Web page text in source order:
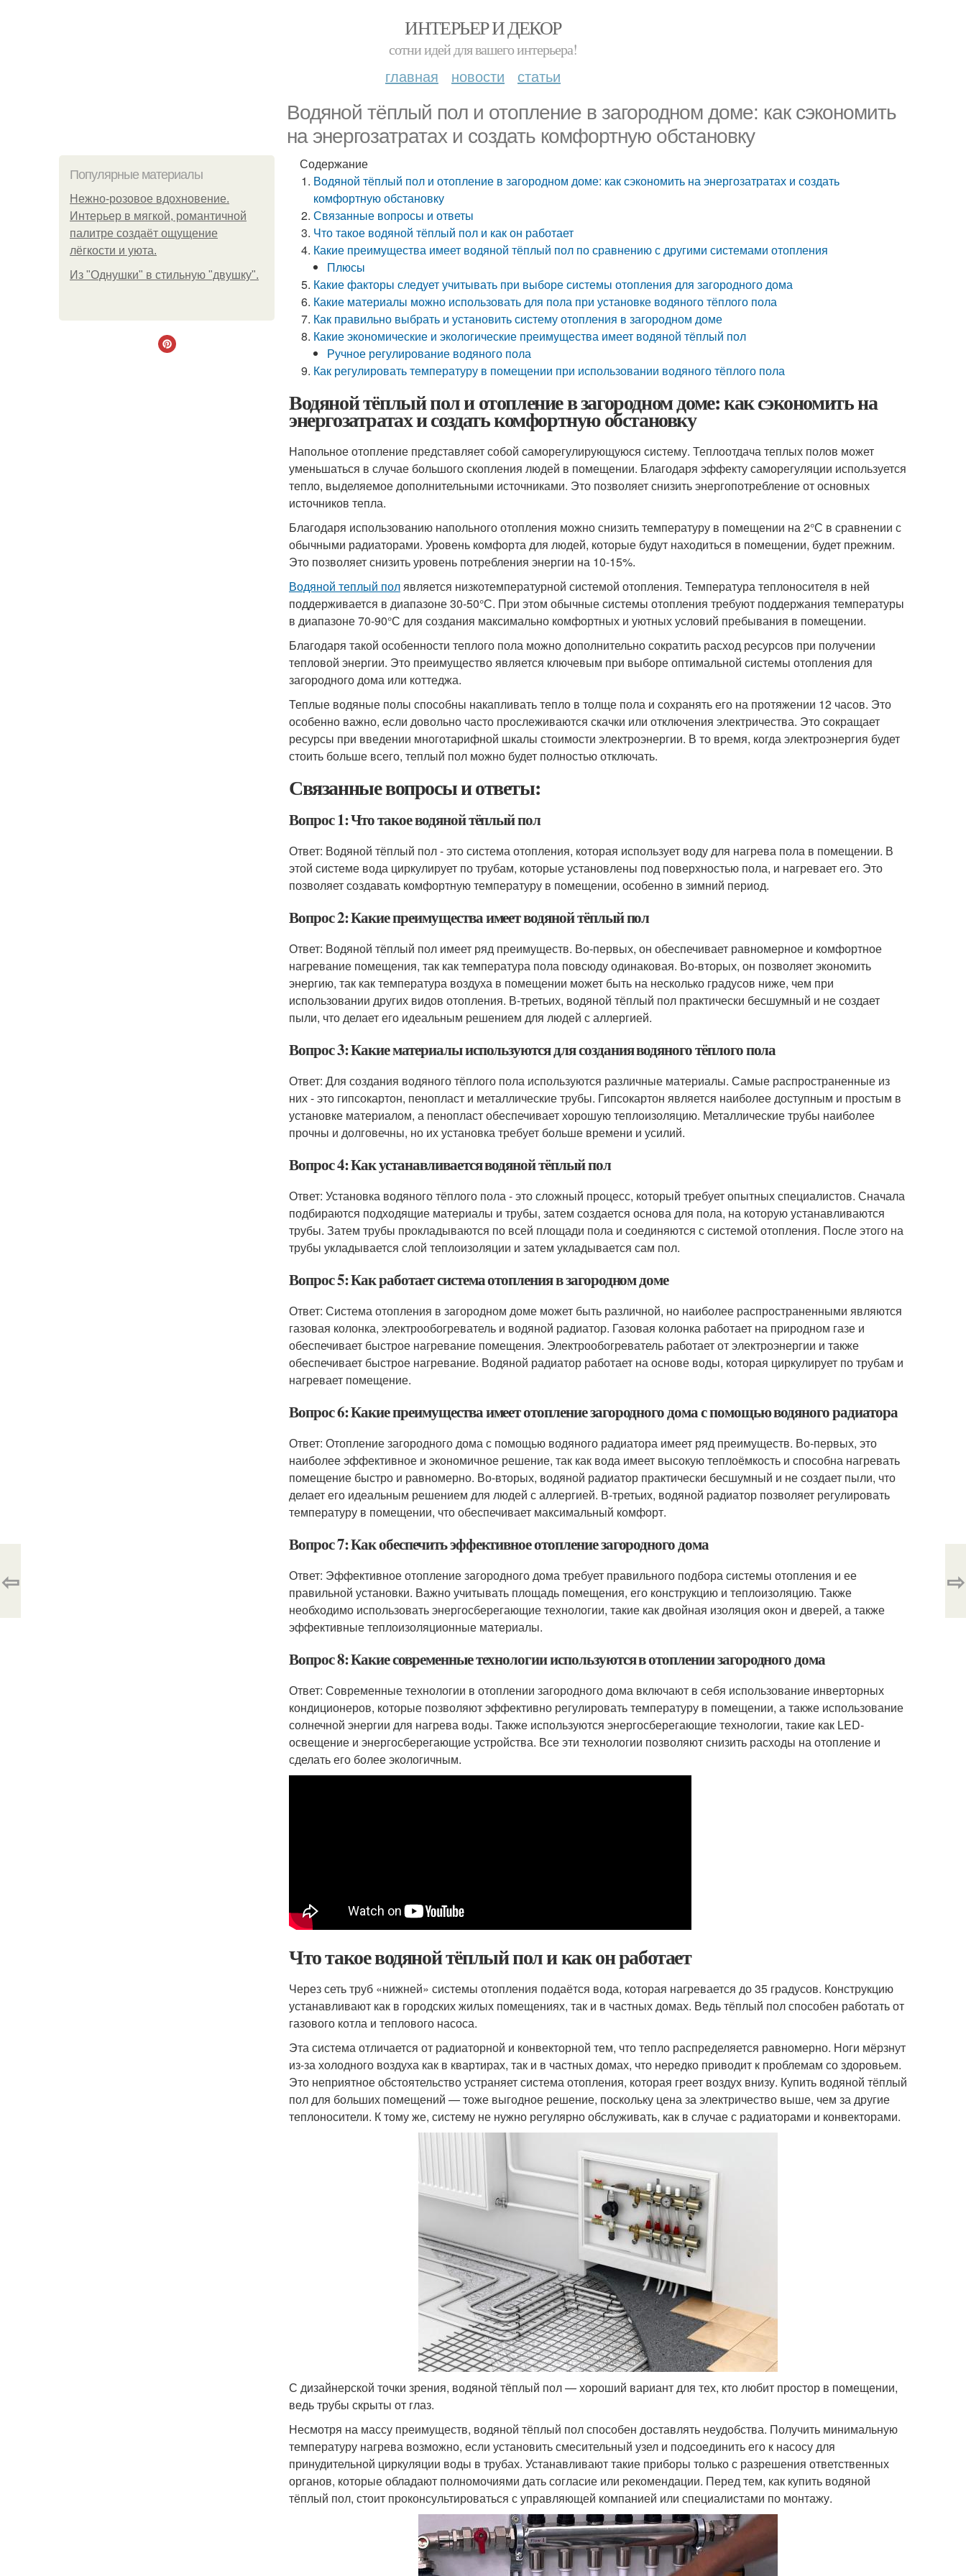
ИНТЕРЬЕР И ДЕКОР
сотни идей для вашего интерьера!
главная новости статьи
Водяной тёплый пол и отопление в загородном доме: как сэкономить
на энергозатратах и создать комфортную обстановку
Популярные материалы
Нежно-розовое вдохновение.
Интерьер в мягкой, романтичной
палитре создаёт ощущение
лёгкости и уюта.
Из "Однушки" в стильную "двушку".
Содержание
Водяной тёплый пол и отопление в загородном доме: как сэкономить на энергозатратах и создать
комфортную обстановку
Связанные вопросы и ответы
Что такое водяной тёплый пол и как он работает
Какие преимущества имеет водяной тёплый пол по сравнению с другими системами отопления
Плюсы
Какие факторы следует учитывать при выборе системы отопления для загородного дома
Какие материалы можно использовать для пола при установке водяного тёплого пола
Как правильно выбрать и установить систему отопления в загородном доме
Какие экономические и экологические преимущества имеет водяной тёплый пол
Ручное регулирование водяного пола
Как регулировать температуру в помещении при использовании водяного тёплого пола
Водяной тёплый пол и отопление в загородном доме: как сэкономить на
энергозатратах и создать комфортную обстановку
Напольное отопление представляет собой саморегулирующуюся систему. Теплоотдача теплых полов может
уменьшаться в случае большого скопления людей в помещении. Благодаря эффекту саморегуляции используется
тепло, выделяемое дополнительными источниками. Это позволяет снизить энергопотребление от основных
источников тепла.
Благодаря использованию напольного отопления можно снизить температуру в помещении на 2°С в сравнении с
обычными радиаторами. Уровень комфорта для людей, которые будут находиться в помещении, будет прежним.
Это позволяет снизить уровень потребления энергии на 10-15%.
Водяной теплый полявляется низкотемпературной системой отопления. Температура теплоносителя в ней
поддерживается в диапазоне 30-50°С. При этом обычные системы отопления требуют поддержания температуры
в диапазоне 70-90°С для создания максимально комфортных и уютных условий пребывания в помещении.
Благодаря такой особенности теплого пола можно дополнительно сократить расход ресурсов при получении
тепловой энергии. Это преимущество является ключевым при выборе оптимальной системы отопления для
загородного дома или коттеджа.
Теплые водяные полы способны накапливать тепло в толще пола и сохранять его на протяжении 12 часов. Это
особенно важно, если довольно часто прослеживаются скачки или отключения электричества. Это сокращает
ресурсы при введении многотарифной шкалы стоимости электроэнергии. В то время, когда электроэнергия будет
стоить больше всего, теплый пол можно будет полностью отключать.
Связанные вопросы и ответы:
Вопрос 1: Что такое водяной тёплый пол
Ответ: Водяной тёплый пол - это система отопления, которая использует воду для нагрева пола в помещении. В
этой системе вода циркулирует по трубам, которые установлены под поверхностью пола, и нагревает его. Это
позволяет создавать комфортную температуру в помещении, особенно в зимний период.
Вопрос 2: Какие преимущества имеет водяной тёплый пол
Ответ: Водяной тёплый пол имеет ряд преимуществ. Во-первых, он обеспечивает равномерное и комфортное
нагревание помещения, так как температура пола повсюду одинаковая. Во-вторых, он позволяет экономить
энергию, так как температура воздуха в помещении может быть на несколько градусов ниже, чем при
использовании других видов отопления. В-третьих, водяной тёплый пол практически бесшумный и не создает
пыли, что делает его идеальным решением для людей с аллергией.
Вопрос 3: Какие материалы используются для создания водяного тёплого пола
Ответ: Для создания водяного тёплого пола используются различные материалы. Самые распространенные из
них - это гипсокартон, пенопласт и металлические трубы. Гипсокартон является наиболее доступным и простым в
установке материалом, а пенопласт обеспечивает хорошую теплоизоляцию. Металлические трубы наиболее
прочны и долговечны, но их установка требует больше времени и усилий.
Вопрос 4: Как устанавливается водяной тёплый пол
Ответ: Установка водяного тёплого пола - это сложный процесс, который требует опытных специалистов. Сначала
подбираются подходящие материалы и трубы, затем создается основа для пола, на которую устанавливаются
трубы. Затем трубы прокладываются по всей площади пола и соединяются с системой отопления. После этого на
трубы укладывается слой теплоизоляции и затем укладывается сам пол.
Вопрос 5: Как работает система отопления в загородном доме
Ответ: Система отопления в загородном доме может быть различной, но наиболее распространенными являются
газовая колонка, электрообогреватель и водяной радиатор. Газовая колонка работает на природном газе и
обеспечивает быстрое нагревание помещения. Электрообогреватель работает от электроэнергии и также
обеспечивает быстрое нагревание. Водяной радиатор работает на основе воды, которая циркулирует по трубам и
нагревает помещение.
Вопрос 6: Какие преимущества имеет отопление загородного дома с помощью водяного радиатора
Ответ: Отопление загородного дома с помощью водяного радиатора имеет ряд преимуществ. Во-первых, это
наиболее эффективное и экономичное решение, так как вода имеет высокую теплоёмкость и способна нагревать
помещение быстро и равномерно. Во-вторых, водяной радиатор практически бесшумный и не создает пыли, что
делает его идеальным решением для людей с аллергией. В-третьих, водяной радиатор позволяет регулировать
температуру в помещении, что обеспечивает максимальный комфорт.
Вопрос 7: Как обеспечить эффективное отопление загородного дома
Ответ: Эффективное отопление загородного дома требует правильного подбора системы отопления и ее
правильной установки. Важно учитывать площадь помещения, его конструкцию и теплоизоляцию. Также
необходимо использовать энергосберегающие технологии, такие как двойная изоляция окон и дверей, а также
эффективные теплоизоляционные материалы.
Вопрос 8: Какие современные технологии используются в отоплении загородного дома
Ответ: Современные технологии в отоплении загородного дома включают в себя использование инверторных
кондиционеров, которые позволяют эффективно регулировать температуру в помещении, а также использование
солнечной энергии для нагрева воды. Также используются энергосберегающие технологии, такие как LED-
освещение и энергосберегающие устройства. Все эти технологии позволяют снизить расходы на отопление и
сделать его более экологичным.
Что такое водяной тёплый пол и как он работает
Через сеть труб «нижней» системы отопления подаётся вода, которая нагревается до 35 градусов. Конструкцию
устанавливают как в городских жилых помещениях, так и в частных домах. Ведь тёплый пол способен работать от
газового котла и теплового насоса.
Эта система отличается от радиаторной и конвекторной тем, что тепло распределяется равномерно. Ноги мёрзнут
из-за холодного воздуха как в квартирах, так и в частных домах, что нередко приводит к проблемам со здоровьем.
Это неприятное обстоятельство устраняет система отопления, которая греет воздух внизу. Купить водяной тёплый
пол для больших помещений — тоже выгодное решение, поскольку цена за электричество выше, чем за другие
теплоносители. К тому же, систему не нужно регулярно обслуживать, как в случае с радиаторами и конвекторами.
С дизайнерской точки зрения, водяной тёплый пол — хороший вариант для тех, кто любит простор в помещении,
ведь трубы скрыты от глаз.
Несмотря на массу преимуществ, водяной тёплый пол способен доставлять неудобства. Получить минимальную
температуру нагрева возможно, если установить смесительный узел и подсоединить его к насосу для
принудительной циркуляции воды в трубах. Устанавливают такие приборы только с разрешения ответственных
органов, которые обладают полномочиями дать согласие или рекомендации. Перед тем, как купить водяной
тёплый пол, стоит проконсультироваться с управляющей компанией или специалистами по монтажу.
⇦ ⇨